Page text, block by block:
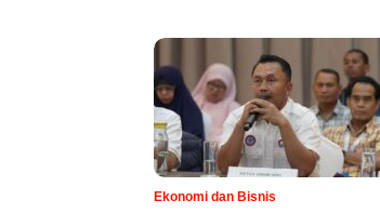
Ekonomi dan Bisnis